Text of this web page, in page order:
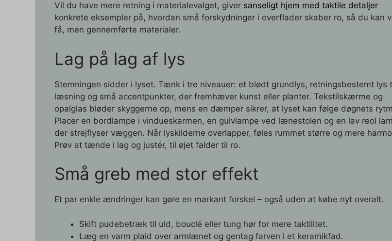
Vil du have mere retning i materialevalget, giver sanseligt hjem med taktile detaljer
konkrete eksempler på, hvordan små forskydninger i overflader skaber ro, så du kan
få, men gennemførte materialer.
Lag på lag af lys
Stemningen sidder i lyset. Tænk i tre niveauer: et blødt grundlys, retningsbestemt lys
læsning og små accentpunkter, der fremhæver kunst eller planter. Tekstilskærme og
opalglas bløder skyggerne op, mens en dæmper sikrer, at lyset kan følge døgnets
Placer en bordlampe i vindueskarmen, en gulvlampe ved lænestolen og en lav reol
der strejflyser væggen. Når lyskilderne overlapper, føles rummet større og mere
Prøv at tænde i lag og justér, til øjet falder til ro.
Små greb med stor effekt
Et par enkle ændringer kan gøre en markant forskel – også uden at købe nyt overalt.
Skift pudebetræk til uld, bouclé eller tung hør for mere taktilitet.
Læg en varm plaid over armlænet og gentag farven i et keramikfad.